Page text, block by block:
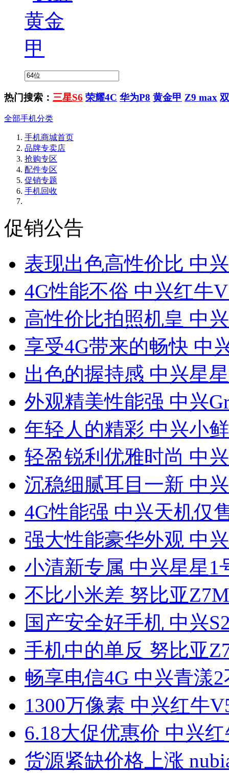
热门搜索： 三星S6 荣耀4C 华为P8 黄金甲 Z9 max
全部手机分类
手机商城首页
品牌专卖店
抢购专区
配件专区
促销专题
手机回收
促销公告
表现出色高性价比 中
4G性能不俗 中兴红牛
高性价比拍照机皇 中
享受4G带来的畅快 中
出色的握持感 中兴星
外观精美性能强 中兴
年轻人的精彩 中兴小
轻盈锐利优雅时尚 中
沉稳细腻耳目一新 中
4G性能强 中兴天机仅
强大性能豪华外观 中
小清新专属 中兴星星1
不比小米差 努比亚
国产安全好手机 中兴
手机中的单反 努比亚
畅享电信4G 中兴青漾
1300万像素 中兴红牛
6.18大促优惠价 中兴
货源紧缺价格上涨